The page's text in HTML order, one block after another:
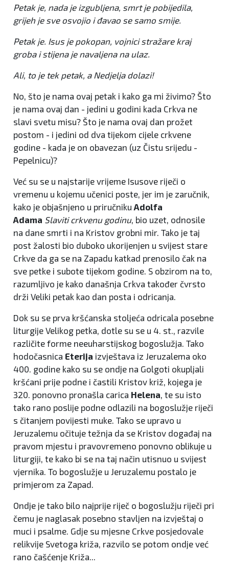
Petak je, nada je izgubljena, smrt je pobijedila,
grijeh je sve osvojio i đavao se samo smije.
Petak je. Isus je pokopan, vojnici stražare kraj
groba i stijena je navaljena na ulaz.
Ali, to je tek petak, a Nedjelja dolazi!
No, što je nama ovaj petak i kako ga mi živimo? Što
je nama ovaj dan - jedini u godini kada Crkva ne
slavi svetu misu? Što je nama ovaj dan prožet
postom - i jedini od dva tijekom cijele crkvene
godine - kada je on obavezan (uz Čistu srijedu -
Pepelnicu)?
Već su se u najstarije vrijeme Isusove riječi o
vremenu u kojemu učenici poste, jer im je zaručnik,
kako je objašnjeno u priručniku Adolfa
Adama Slaviti crkvenu godinu, bio uzet, odnosile
na dane smrti i na Kristov grobni mir. Tako je taj
post žalosti bio duboko ukorijenjen u svijest stare
Crkve da ga se na Zapadu katkad prenosilo čak na
sve petke i subote tijekom godine. S obzirom na to,
razumljivo je kako današnja Crkva također čvrsto
drži Veliki petak kao dan posta i odricanja.
Dok su se prva kršćanska stoljeća odricala posebne
liturgije Velikog petka, dotle su se u 4. st., razvile
različite forme neeuharstijskog bogoslužja. Tako
hodočasnica Eterija izvještava iz Jeruzalema oko
400. godine kako su se ondje na Golgoti okupljali
kršćani prije podne i častili Kristov križ, kojega je
320. ponovno pronašla carica Helena , te su isto
tako rano poslije podne odlazili na bogoslužje riječi
s čitanjem povijesti muke. Tako se upravo u
Jeruzalemu očituje težnja da se Kristov događaj na
pravom mjestu i pravovremeno ponovno oblikuje u
liturgiji, te kako bi se na taj način utisnuo u svijest
vjernika. To bogoslužje u Jeruzalemu postalo je
primjerom za Zapad.
Ondje je tako bilo najprije riječ o bogoslužju riječi pri
čemu je naglasak posebno stavljen na izvještaj o
muci i psalme. Gdje su mjesne Crkve posjedovale
relikvije Svetoga križa, razvilo se potom ondje već
rano čašćenje Križa...